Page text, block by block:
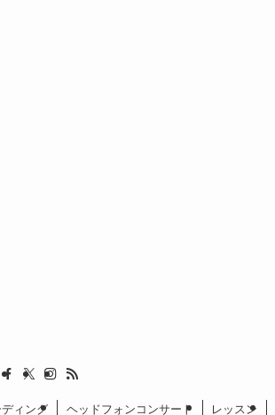
ィング ヘッドフォンコンサート レッスン